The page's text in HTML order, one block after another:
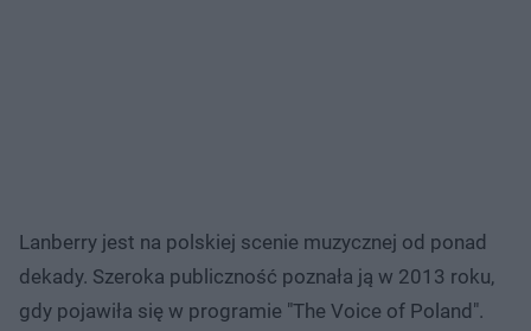
Lanberry jest na polskiej scenie muzycznej od ponad
dekady. Szeroka publiczność poznała ją w 2013 roku,
gdy pojawiła się w programie "The Voice of Poland".